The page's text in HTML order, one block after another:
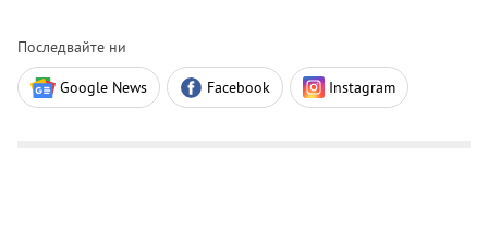
Последвайте ни
Google News Facebook Instagram